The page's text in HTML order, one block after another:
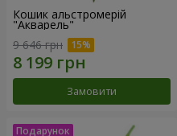
Кошик альстромерій
"Акварель"
9 646 грн
Замовити